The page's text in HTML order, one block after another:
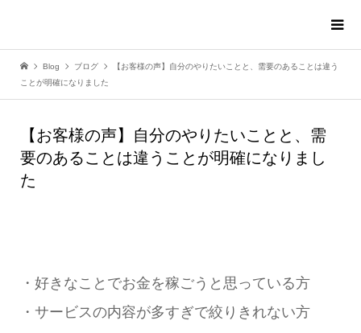
Blog ブログ
【お客様の声】自分のやりたいことと、需要のあることは違う
ことが明確になりました
【お客様の声】自分のやりたいことと、需
要のあることは違うことが明確になりまし
た
・好きなことでお金を稼ごうと思っている方
・サービスの内容が多すぎで絞りきれない方